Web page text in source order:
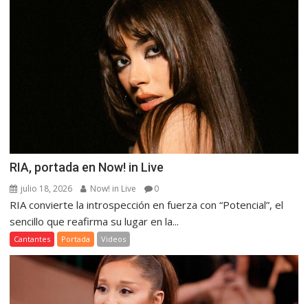
RIA, portada en Now! in Live
julio 18, 2026 Now! in Live 0
RIA convierte la introspección en fuerza con “Potencial”, el
sencillo que reafirma su lugar en la...
Cantantes Portada Videos